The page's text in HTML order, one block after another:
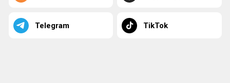
Telegram TikTok